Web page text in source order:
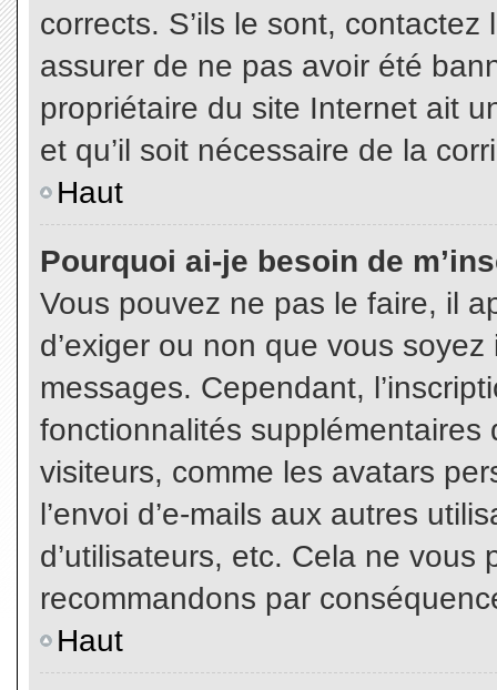
corrects. S’ils le sont,
assurer de ne pas avoir été
propriétaire du site Internet ait
et qu’il soit nécessaire de la
Haut
Pourquoi ai-je besoin de
Vous pouvez ne pas le faire, il
d’exiger ou non que vous
messages. Cependant,
fonctionnalités
visiteurs, comme les avatars
l’envoi d’e-mails aux autres
d’utilisateurs, etc. Cela ne vous
recommandons par
Haut